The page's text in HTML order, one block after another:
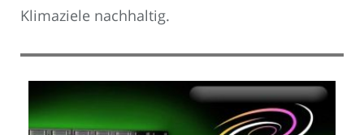
Klimaziele nachhaltig.